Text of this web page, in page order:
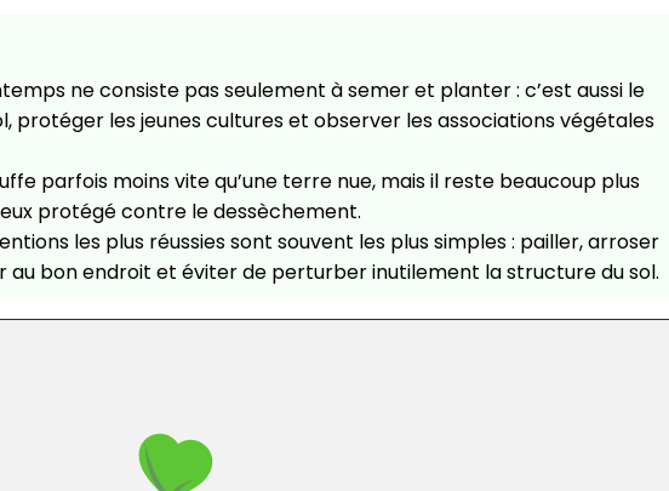
ne consiste pas seulement à semer et planter : c’est aussi le
protéger les jeunes cultures et observer les associations végétales
parfois moins vite qu’une terre nue, mais il reste beaucoup plus
protégé contre le dessèchement.
les plus réussies sont souvent les plus simples : pailler, arroser
au bon endroit et éviter de perturber inutilement la structure du sol.